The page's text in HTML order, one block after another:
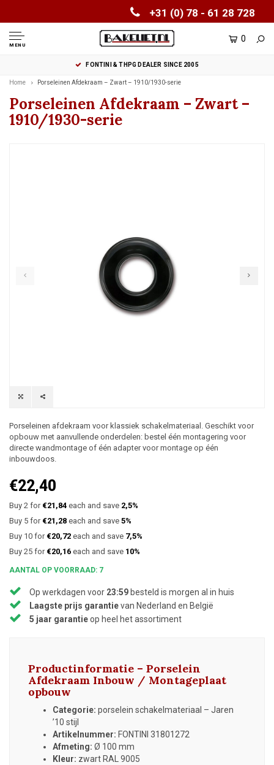
+31 (0) 78 - 61 28 728
MENU
0
FONTINI & THPG DEALER SINCE 2005
Home Porseleinen Afdekraam – Zwart – 1910/1930-serie
Porseleinen Afdekraam – Zwart –
1910/1930-serie
Porseleinen afdekraam voor klassiek schakelmateriaal. Geschikt voor
opbouw met aanvullende onderdelen: bestel één montagering voor
directe wandmontage of één adapter voor montage op één
inbouwdoos.
€22,40
Buy 2 for €21,84 each and save 2,5%
Buy 5 for €21,28 each and save 5%
Buy 10 for €20,72 each and save 7,5%
Buy 25 for €20,16 each and save 10%
AANTAL OP VOORRAAD: 7
Op werkdagen voor 23:59 besteld is morgen al in huis
Laagste prijs garantievan Nederland en België
5 jaar garantieop heel het assortiment
Productinformatie – Porselein
Afdekraam Inbouw / Montageplaat
opbouw
Categorie: porselein schakelmateriaal – Jaren
’10 stijl
Artikelnummer: FONTINI 31801272
Afmeting: Ø 100 mm
Kleur: zwart RAL 9005